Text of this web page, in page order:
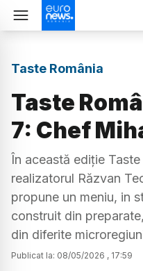
Taste România
Taste
7: Chef
În această ediție
realizatorul Răzvan
propune un meniu, in
construit din
din diferite
Publicat la: 08/05/2026 , 17:59